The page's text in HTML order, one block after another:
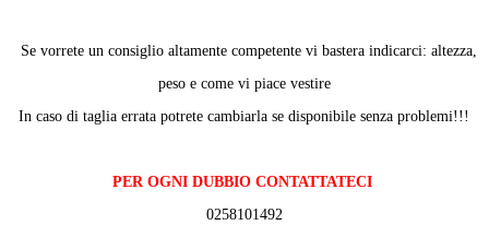
Se vorrete un consiglio altamente competente vi bastera indicarci: altezza,
peso e come vi piace vestire
In caso di taglia errata potrete cambiarla se disponibile senza problemi!!!
PER OGNI DUBBIO CONTATTATECI
0258101492